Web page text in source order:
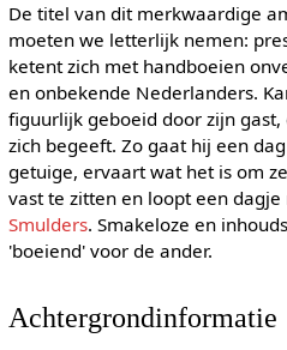
De titel van dit merkwaardige
moeten we letterlijk nemen:
ketent zich met handboeien
en onbekende Nederlanders.
figuurlijk geboeid door zijn
zich begeeft. Zo gaat hij een
getuige, ervaart wat het is om
vast te zitten en loopt een
Smulders. Smakeloze en
'boeiend' voor de ander.
Achtergrondinformatie